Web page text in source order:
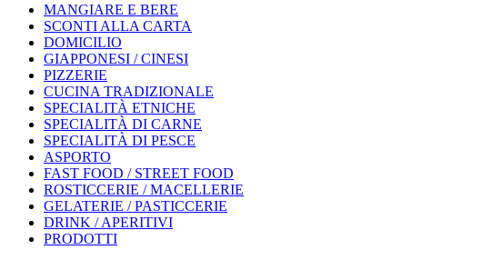
MANGIARE E BERE
SCONTI ALLA CARTA
DOMICILIO
GIAPPONESI / CINESI
PIZZERIE
CUCINA TRADIZIONALE
SPECIALITÀ ETNICHE
SPECIALITÀ DI CARNE
SPECIALITÀ DI PESCE
ASPORTO
FAST FOOD / STREET FOOD
ROSTICCERIE / MACELLERIE
GELATERIE / PASTICCERIE
DRINK / APERITIVI
PRODOTTI